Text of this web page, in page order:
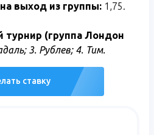
выход из группы: 1,75.
турнир (группа Лондон
3. Рублев; 4. Тим.
ставку